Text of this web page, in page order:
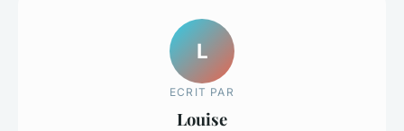
L
ECRIT PAR
Louise